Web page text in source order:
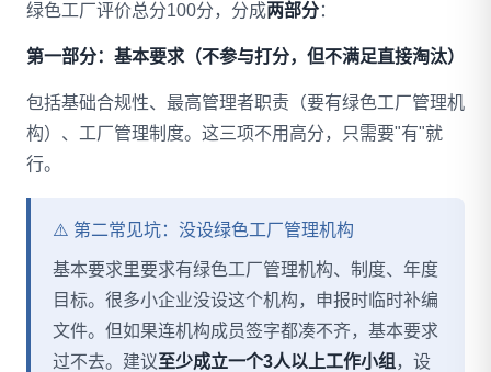
绿色工厂评价总分100分，分成两部分：
第一部分：基本要求（不参与打分，但不满足直接淘汰）
包括基础合规性、最高管理者职责（要有绿色工厂管理机
构）、工厂管理制度。这三项不用高分，只需要"有"就
行。
⚠️ 第二常见坑：没设绿色工厂管理机构
基本要求里要求有绿色工厂管理机构、制度、年度
目标。很多小企业没设这个机构，申报时临时补编
文件。但如果连机构成员签字都凑不齐，基本要求
过不去。建议至少成立一个3人以上工作小组 ，设